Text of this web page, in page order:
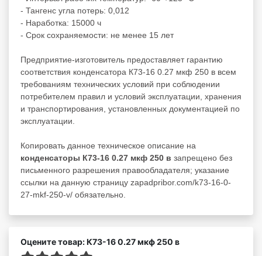
- Тангенс угла потерь: 0,012
- Наработка: 15000 ч
- Срок сохраняемости: не менее 15 лет
Предприятие-изготовитель предоставляет гарантию
соответствия конденсатора К73-16 0.27 мкф 250 в всем
требованиям технических условий при соблюдении
потребителем правил и условий эксплуатации, хранения
и транспортирования, установленных документацией по
эксплуатации.
Копировать данное техническое описание на
конденсаторы К73-16 0.27 мкф 250 в запрещено без
письменного разрешения правообладателя; указание
ссылки на данную страницу zapadpribor.com/k73-16-0-
27-mkf-250-v/ обязательно.
Оцените товар: К73-16 0.27 мкф 250 в